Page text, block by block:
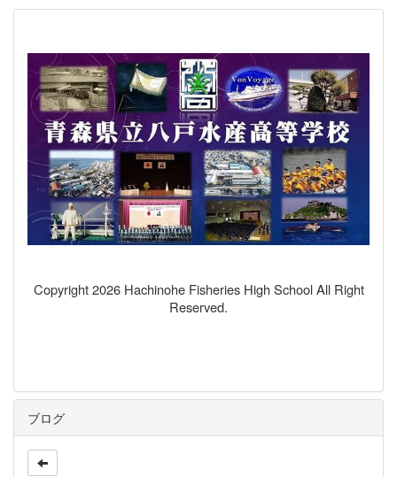
Copyright 2026 Hachinohe Fisheries High School All Right
Reserved.
ブログ